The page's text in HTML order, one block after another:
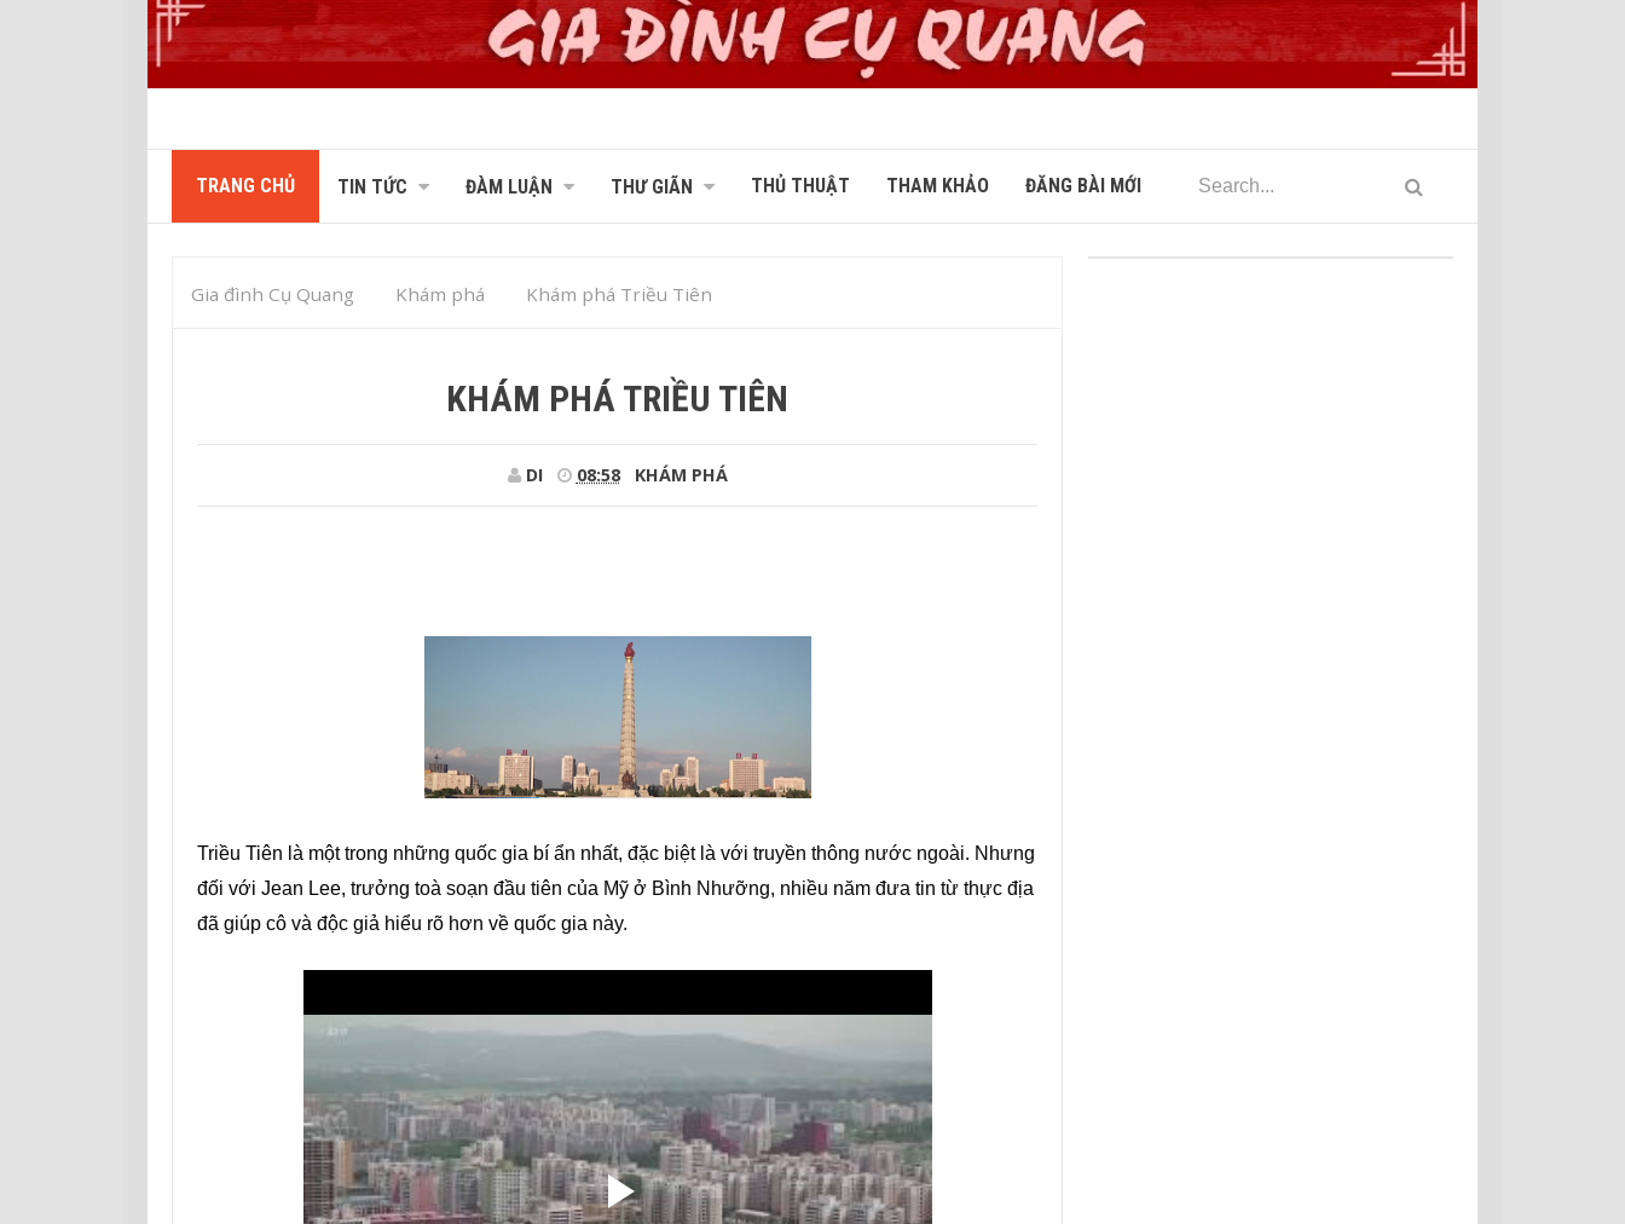
TRANG CHỦ TIN TỨC ĐÀM LUẬN THƯ GIÃN THỦ THUẬT THAM KHẢO ĐĂNG BÀI MỚI
Gia đình Cụ Quang Khám phá Khám phá Triều Tiên
KHÁM PHÁ TRIỀU TIÊN
DI 08:58 KHÁM PHÁ
Triều Tiên là một trong những quốc gia bí ẩn nhất, đặc biệt là với truyền thông nước ngoài. Nhưng
đối với Jean Lee, trưởng toà soạn đầu tiên của Mỹ ở Bình Nhưỡng, nhiều năm đưa tin từ thực địa
đã giúp cô và độc giả hiểu rõ hơn về quốc gia này.